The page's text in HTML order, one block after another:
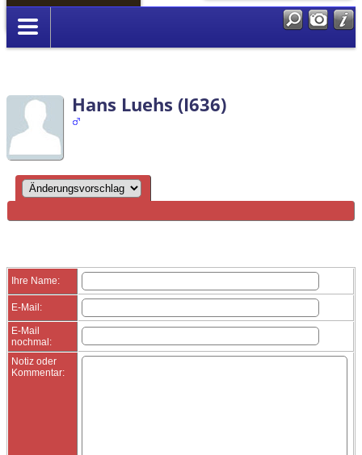
Anmelden
Hans Luehs (I636)
Ihre Name:
E-Mail:
E-Mail
nochmal:
Notiz oder
Kommentar: